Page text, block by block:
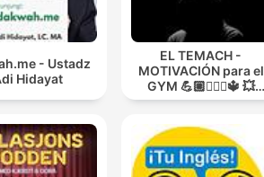
- Ustadz
Hidayat
EL TEMACH -
MOTIVACIÓN para el
GYM 💪🏼🏋🏻‍♀🔱 💥
MODO GUERRA💥